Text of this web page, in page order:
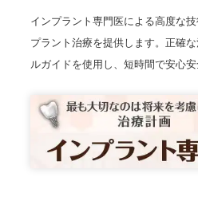
インプラント専門医による高度な
プラント治療を提供します。正確
ルガイドを使用し、短時間で安心